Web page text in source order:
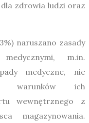
zdrowia ludzi oraz
naruszano zasady
m.in.
medyczne, nie
warunków ich
wewnętrznego z
magazynowania.